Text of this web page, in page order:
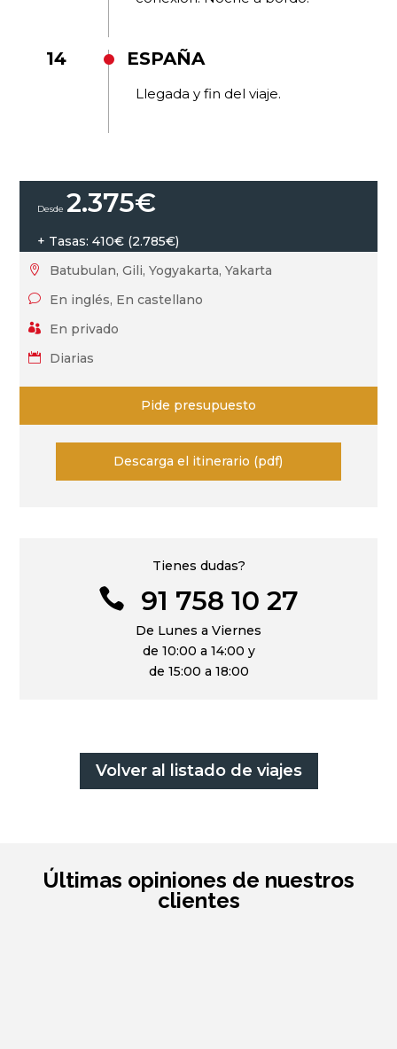
14 ESPAÑA
Llegada y fin del viaje.
2.375€
+ Tasas: 410€ (2.785€)
 Batubulan, Gili, Yogyakarta, Yakarta
v En inglés, En castellano
 En privado
 Diarias
Pide presupuesto
Descarga el itinerario (pdf)
Tienes dudas?
 91 758 10 27
De Lunes a Viernes
de 10:00 a 14:00 y
de 15:00 a 18:00
Volver al listado de viajes
Últimas opiniones de nuestros
clientes